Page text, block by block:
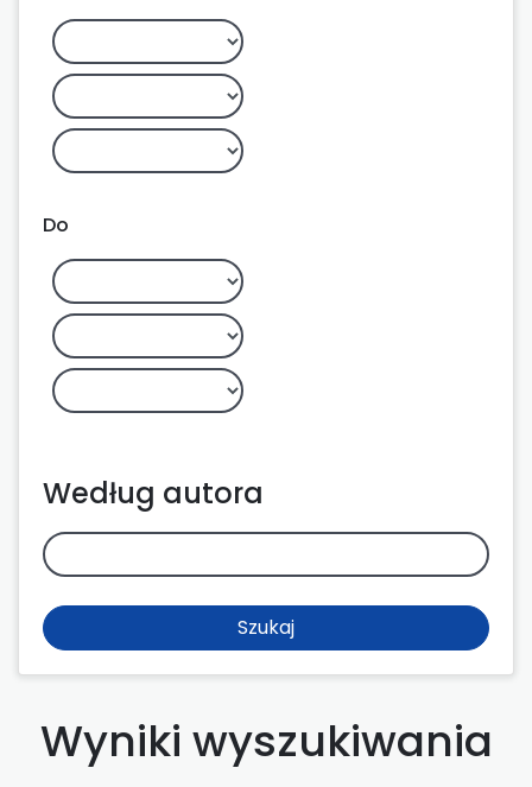
Do
Według autora
Szukaj
Wyniki wyszukiwania